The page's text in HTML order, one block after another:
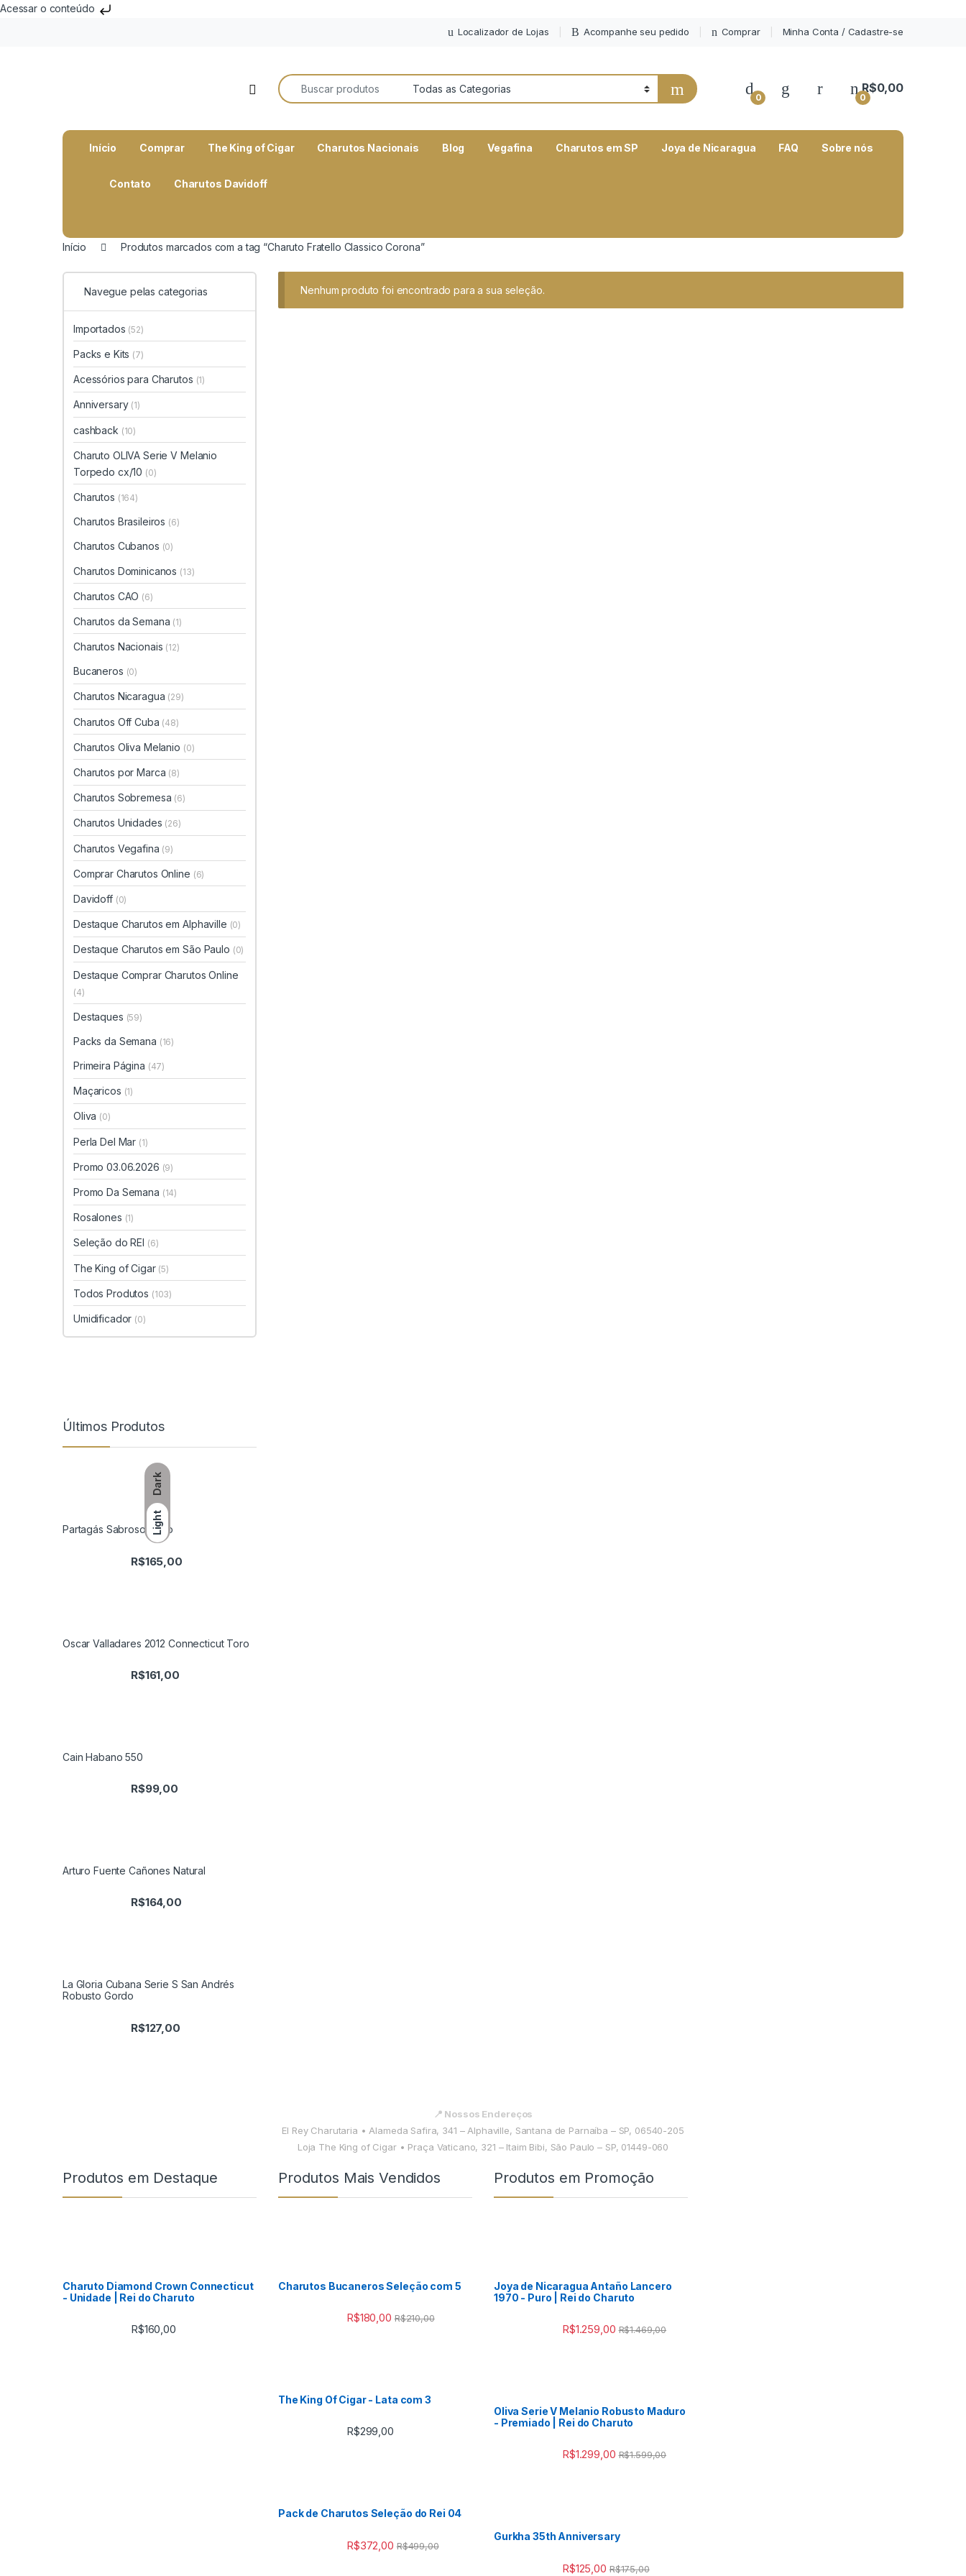
Dark
Light
Acessar o conteúdo
Localizador de Lojas Acompanhe seu pedido Comprar Minha Conta / Cadastre-se
Open
Search for:
0
My Account
0
R$0,00
Início Comprar The King of Cigar Charutos Nacionais Blog Vegafina Charutos em SP Joya de Nicaragua FAQ Sobre nós
Contato Charutos Davidoff
Início Produtos marcados com a tag “Charuto Fratello Classico Corona”
Nenhum produto foi encontrado para a sua seleção.
Navegue pelas categorias
Importados (52)
Packs e Kits (7)
Acessórios para Charutos (1)
Anniversary (1)
cashback (10)
Charuto OLIVA Serie V Melanio
Torpedo cx/10 (0)
Charutos (164)
Charutos Brasileiros (6)
Charutos Cubanos (0)
Charutos Dominicanos (13)
Charutos CAO (6)
Charutos da Semana (1)
Charutos Nacionais (12)
Bucaneros (0)
Charutos Nicaragua (29)
Charutos Off Cuba (48)
Charutos Oliva Melanio (0)
Charutos por Marca (8)
Charutos Sobremesa (6)
Charutos Unidades (26)
Charutos Vegafina (9)
Comprar Charutos Online (6)
Davidoff (0)
Destaque Charutos em Alphaville (0)
Destaque Charutos em São Paulo (0)
Destaque Comprar Charutos Online
(4)
Destaques (59)
Packs da Semana (16)
Primeira Página (47)
Maçaricos (1)
Oliva (0)
Perla Del Mar (1)
Promo 03.06.2026 (9)
Promo Da Semana (14)
Rosalones (1)
Seleção do REI (6)
The King of Cigar (5)
Todos Produtos (103)
Umidificador (0)
Últimos Produtos
Partagás Sabroso Tubo
R$165,00
Oscar Valladares 2012 Connecticut Toro
R$161,00
Cain Habano 550
R$99,00
Arturo Fuente Cañones Natural
R$164,00
La Gloria Cubana Serie S San Andrés
Robusto Gordo
R$127,00
📍 Nossos Endereços
El Rey Charutaria • Alameda Safira, 341 – Alphaville, Santana de Parnaíba – SP, 06540-205
Loja The King of Cigar • Praça Vaticano, 321 – Itaim Bibi, São Paulo – SP, 01449-060
Produtos em Destaque
Charuto Diamond Crown Connecticut
- Unidade | Rei do Charuto
R$160,00
Produtos Mais Vendidos
Charutos Bucaneros Seleção com 5
R$180,00 R$210,00
The King Of Cigar - Lata com 3
R$299,00
Pack de Charutos Seleção do Rei 04
R$372,00 R$499,00
Produtos em Promoção
Joya de Nicaragua Antaño Lancero
1970 - Puro | Rei do Charuto
R$1.259,00 R$1.469,00
Oliva Serie V Melanio Robusto Maduro
- Premiado | Rei do Charuto
R$1.299,00 R$1.599,00
Gurkha 35th Anniversary
R$125,00 R$175,00